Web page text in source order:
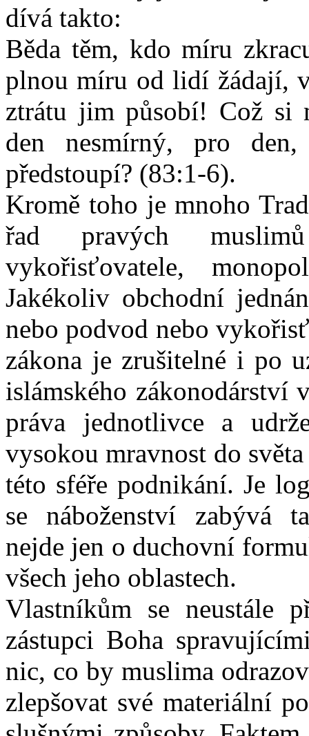
dívá takto:
Běda těm, kdo míru
plnou míru od lidí žádají,
ztrátu jim působí! Což si
den nesmírný, pro
předstoupí? (83:1-6).
Kromě toho je mnoho
řad pravých
vykořisťovatele,
Jakékoliv obchodní
nebo podvod nebo
zákona je zrušitelné i po
islámského zákonodárství
práva jednotlivce a
vysokou mravnost do
této sféře podnikání. Je
se náboženství zabývá
nejde jen o duchovní
všech jeho oblastech.
Vlastníkům se neustále
zástupci Boha
nic, co by muslima
zlepšovat své materiální